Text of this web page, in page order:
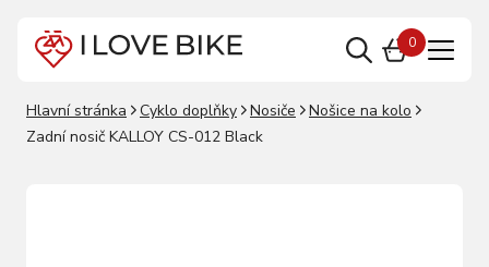
0
Hlavní stránka Cyklo doplňky Nosiče
Nošice na kolo
Zadní nosič KALLOY CS-012 Black